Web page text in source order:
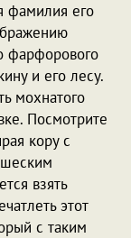
фамилия его
фарфорового
и его лесу.
мохнатого
Посмотрите
кору с
взять
этот
с таким